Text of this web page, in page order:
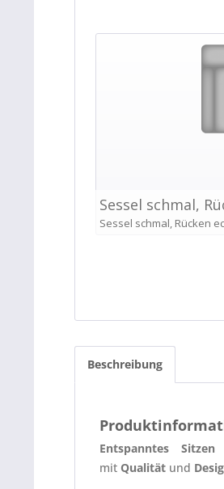
Beschreibung
Entspanntes Sitzen
mit Qualität und